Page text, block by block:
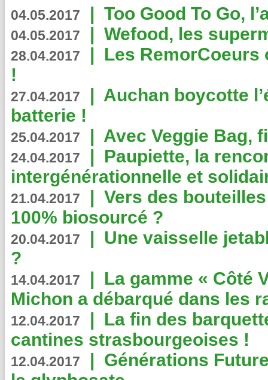
04.05.2017 | Too Good To Go,
04.05.2017 | Wefood, les
28.04.2017 | Les RemorCoeurs
!
27.04.2017 | Auchan boycotte
batterie !
25.04.2017 | Avec Veggie Bag,
24.04.2017 | Paupiette, la
intergénérationnelle et
21.04.2017 | Vers des
100% biosourcé ?
20.04.2017 | Une vaisselle
?
14.04.2017 | La gamme « Côté
Michon a débarqué dans les
12.04.2017 | La fin des
cantines strasbourgeoises !
12.04.2017 | Générations